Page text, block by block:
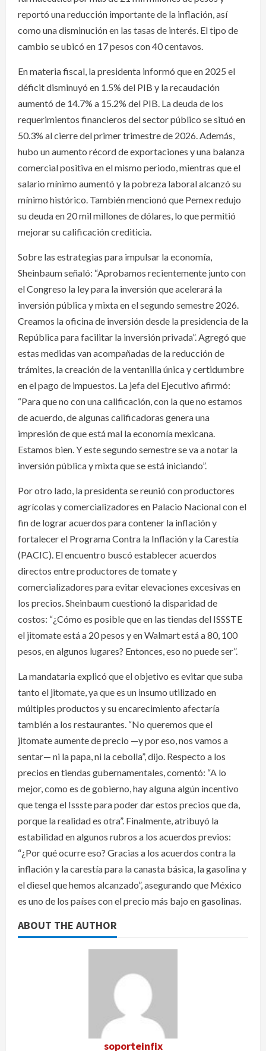
reportó una reducción importante de la inflación, así
como una disminución en las tasas de interés. El tipo de
cambio se ubicó en 17 pesos con 40 centavos.
En materia fiscal, la presidenta informó que en 2025 el
déficit disminuyó en 1.5% del PIB y la recaudación
aumentó de 14.7% a 15.2% del PIB. La deuda de los
requerimientos financieros del sector público se situó en
50.3% al cierre del primer trimestre de 2026. Además,
hubo un aumento récord de exportaciones y una balanza
comercial positiva en el mismo periodo, mientras que el
salario mínimo aumentó y la pobreza laboral alcanzó su
mínimo histórico. También mencionó que Pemex redujo
su deuda en 20 mil millones de dólares, lo que permitió
mejorar su calificación crediticia.
Sobre las estrategias para impulsar la economía,
Sheinbaum señaló: “Aprobamos recientemente junto con
el Congreso la ley para la inversión que acelerará la
inversión pública y mixta en el segundo semestre 2026.
Creamos la oficina de inversión desde la presidencia de la
República para facilitar la inversión privada”. Agregó que
estas medidas van acompañadas de la reducción de
trámites, la creación de la ventanilla única y certidumbre
en el pago de impuestos. La jefa del Ejecutivo afirmó:
“Para que no con una calificación, con la que no estamos
de acuerdo, de algunas calificadoras genera una
impresión de que está mal la economía mexicana.
Estamos bien. Y este segundo semestre se va a notar la
inversión pública y mixta que se está iniciando”.
Por otro lado, la presidenta se reunió con productores
agrícolas y comercializadores en Palacio Nacional con el
fin de lograr acuerdos para contener la inflación y
fortalecer el Programa Contra la Inflación y la Carestía
(PACIC). El encuentro buscó establecer acuerdos
directos entre productores de tomate y
comercializadores para evitar elevaciones excesivas en
los precios. Sheinbaum cuestionó la disparidad de
costos: “¿Cómo es posible que en las tiendas del ISSSTE
el jitomate está a 20 pesos y en Walmart está a 80, 100
pesos, en algunos lugares? Entonces, eso no puede ser”.
La mandataria explicó que el objetivo es evitar que suba
tanto el jitomate, ya que es un insumo utilizado en
múltiples productos y su encarecimiento afectaría
también a los restaurantes. “No queremos que el
jitomate aumente de precio —y por eso, nos vamos a
sentar— ni la papa, ni la cebolla”, dijo. Respecto a los
precios en tiendas gubernamentales, comentó: “A lo
mejor, como es de gobierno, hay alguna algún incentivo
que tenga el Issste para poder dar estos precios que da,
porque la realidad es otra”. Finalmente, atribuyó la
estabilidad en algunos rubros a los acuerdos previos:
“¿Por qué ocurre eso? Gracias a los acuerdos contra la
inflación y la carestía para la canasta básica, la gasolina y
el diesel que hemos alcanzado”, asegurando que México
es uno de los países con el precio más bajo en gasolinas.
ABOUT THE AUTHOR
soporteinfix